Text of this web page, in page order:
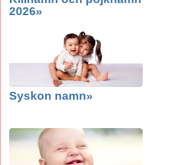
2026»
Syskon namn»